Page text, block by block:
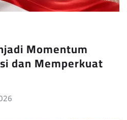
Momentum
dan Memperkuat